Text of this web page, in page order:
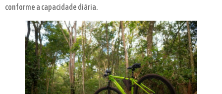
conforme a capacidade diária.